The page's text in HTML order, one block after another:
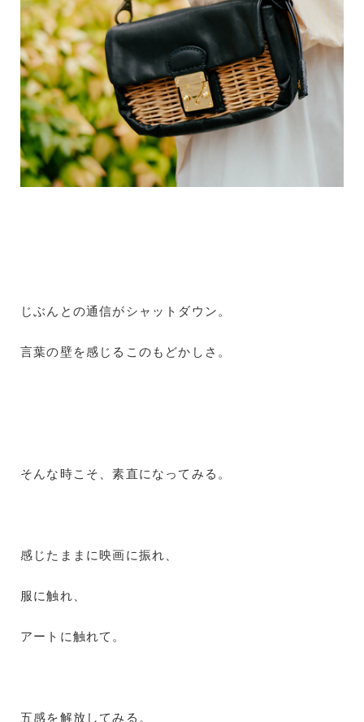
じぶんとの通信がシャットダウン。
言葉の壁を感じるこのもどかしさ。
そんな時こそ、素直になってみる。
感じたままに映画に振れ、
服に触れ、
アートに触れて。
五感を解放してみる。